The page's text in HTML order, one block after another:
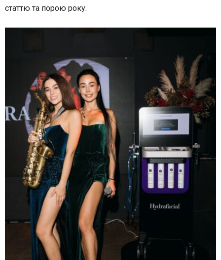
статтю та порою року.